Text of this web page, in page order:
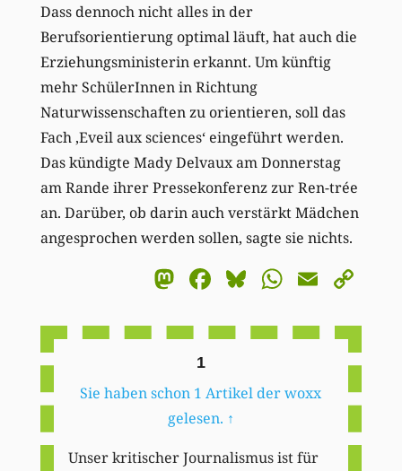
Dass dennoch nicht alles in der
Berufsorientierung optimal läuft, hat auch die
Erziehungsministerin erkannt. Um künftig
mehr SchülerInnen in Richtung
Naturwissenschaften zu orientieren, soll das
Fach ‚Eveil aux sciences‘ eingeführt werden.
Das kündigte Mady Delvaux am Donnerstag
am Rande ihrer Pressekonferenz zur Ren-trée
an. Darüber, ob darin auch verstärkt Mädchen
angesprochen werden sollen, sagte sie nichts.
Mastodon
Facebook
BlueskyEmail
1
Sie haben schon 1 Artikel der woxx
gelesen. ↑
Unser kritischer Journalismus ist für